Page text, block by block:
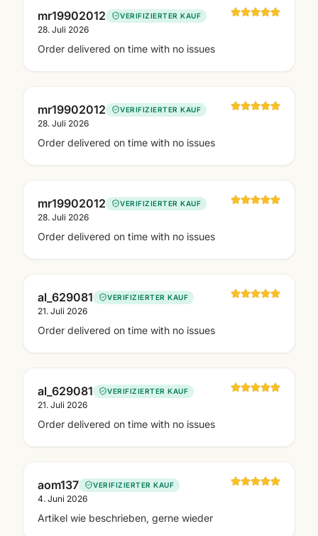
mr19902012 VERIFIZIERTER KAUF
28. Juli 2026
Order delivered on time with no issues
mr19902012 VERIFIZIERTER KAUF
28. Juli 2026
Order delivered on time with no issues
mr19902012 VERIFIZIERTER KAUF
28. Juli 2026
Order delivered on time with no issues
al_629081 VERIFIZIERTER KAUF
21. Juli 2026
Order delivered on time with no issues
al_629081 VERIFIZIERTER KAUF
21. Juli 2026
Order delivered on time with no issues
aom137 VERIFIZIERTER KAUF
4. Juni 2026
Artikel wie beschrieben, gerne wieder